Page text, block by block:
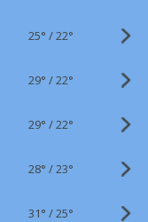
25° /22°
29° /22°
29° /22°
28° /23°
31° /25°